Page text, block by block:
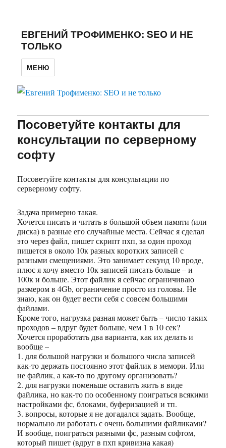
ЕВГЕНИЙ ТРОФИМЕНКО: SEO И НЕ
ТОЛЬКО
МЕНЮ
Посоветуйте контакты для
консультации по серверному
софту
Посоветуйте контакты для консультации по
серверному софту.
Задача примерно такая.
Хочется писать и читать в большой объем памяти (или
диска) в разные его случайные места. Сейчас я сделал
это через файл, пишет скрипт пхп, за один проход
пишется в около 10к разных коротких записей с
разными смещениями. Это занимает секунд 10 вроде,
плюс я хочу вместо 10к записей писать больше – и
100к и больше. Этот файлик я сейчас ограничиваю
размером в 4Gb, ограничение просто из головы. Не
знаю, как он будет вести себя с совсем большими
файлами.
Кроме того, нагрузка разная может быть – число таких
проходов – вдруг будет больше, чем 1 в 10 сек?
Хочется проработать два варианта, как их делать и
вообще –
1. для большой нагрузки и большого числа записей
как-то держать постоянно этот файлик в мемори. Или
не файлик, а как-то по другому организовать?
2. для нагрузки поменьше оставить жить в виде
файлика, но как-то по особенному поиграться всякими
настройками фс, блоками, буферизацией и тп.
3. вопросы, которые я не догадался задать. Вообще,
нормально ли работать с очень большими файликами?
И вообще, поиграться разными фс, разным софтом,
который пишет (вдруг в пхп кривизна какая)